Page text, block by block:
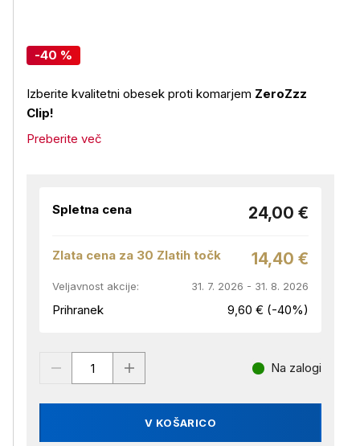
-40 %
Izberite kvalitetni obesek proti komarjem ZeroZzz
Clip!
Preberite več
Spletna cena 24,00 €
Zlata cena za 30 Zlatih točk 14,40 €
Veljavnost akcije: 31. 7. 2026 - 31. 8. 2026
Prihranek 9,60 € (-40%)
V KOŠARICO
Na zalogi